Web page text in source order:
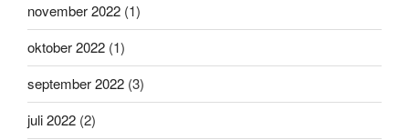
november 2022 (1)
oktober 2022 (1)
september 2022 (3)
juli 2022 (2)